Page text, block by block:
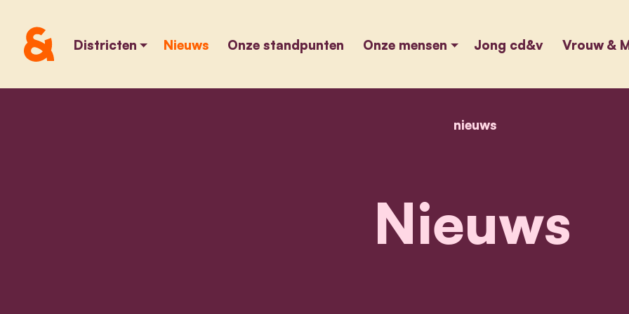
Districten Nieuws Onze standpunten Onze mensen Jong cd&v Vrouw &
home
nieuwsnieuws
Nieuws